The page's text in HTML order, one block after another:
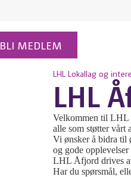
BLI MEDLEM
LHL Lokallag og
LHL
Velkommen til LHL
alle som støtter vårt
Vi ønsker å bidra til
og gode
LHL Åfjord drives
Har du spørsmål,